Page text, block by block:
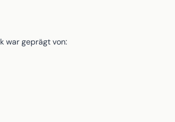
war geprägt von: